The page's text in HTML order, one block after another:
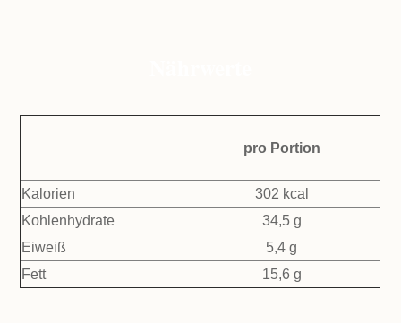
pro Portion
Kalorien
302 kcal
Kohlenhydrate
34,5 g
Eiweiß
5,4 g
Fett
15,6 g